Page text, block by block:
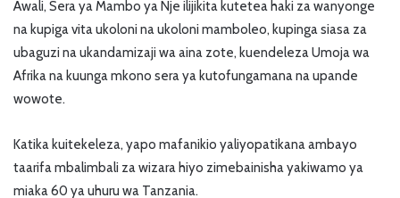
Awali, Sera ya Mambo ya Nje ilijikita kutetea haki za wanyonge
na kupiga vita ukoloni na ukoloni mamboleo, kupinga siasa za
ubaguzi na ukandamizaji wa aina zote, kuendeleza Umoja wa
Afrika na kuunga mkono sera ya kutofungamana na upande
wowote.
Katika kuitekeleza, yapo mafanikio yaliyopatikana ambayo
taarifa mbalimbali za wizara hiyo zimebainisha yakiwamo ya
miaka 60 ya uhuru wa Tanzania.